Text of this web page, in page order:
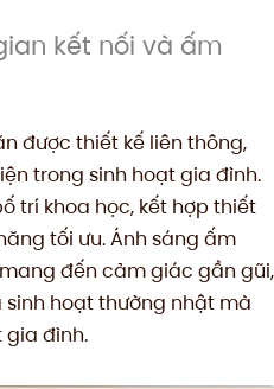
kết nối và ấm
được thiết kế liên thông,
trong sinh hoạt gia đình.
trí khoa học, kết hợp thiết
tối ưu. Ánh sáng ấm
đến cảm giác gần gũi,
hoạt thường nhật mà
gia đình.